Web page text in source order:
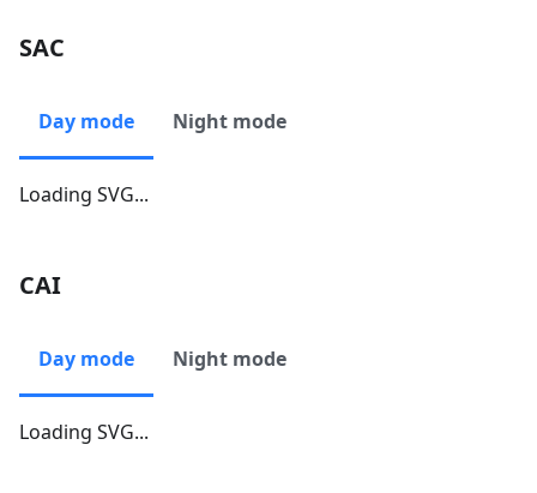
SAC
Day mode Night mode
Loading SVG...
CAI
Day mode Night mode
Loading SVG...